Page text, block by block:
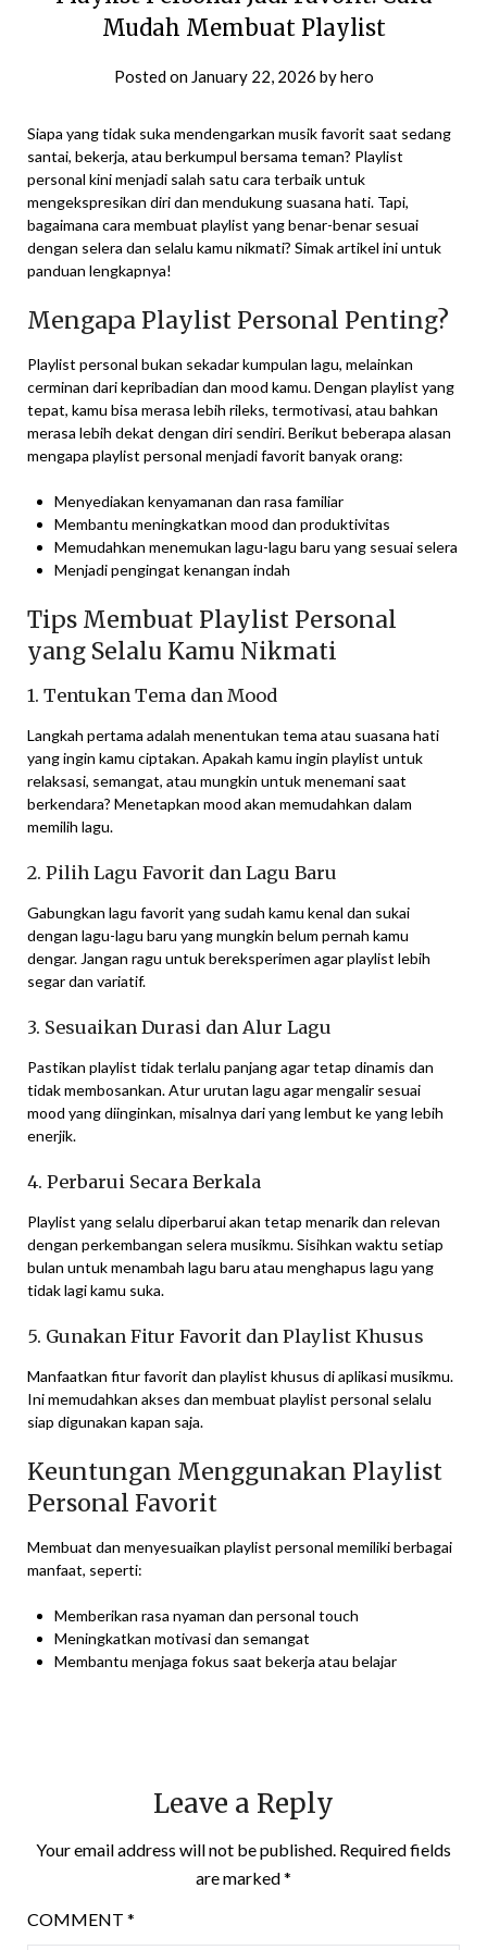
Mudah Membuat Playlist
Posted on January 22, 2026 byhero
Siapa yang tidak suka mendengarkan musik favorit saat sedang
santai, bekerja, atau berkumpul bersama teman? Playlist
personal kini menjadi salah satu cara terbaik untuk
mengekspresikan diri dan mendukung suasana hati. Tapi,
bagaimana cara membuat playlist yang benar-benar sesuai
dengan selera dan selalu kamu nikmati? Simak artikel ini untuk
panduan lengkapnya!
Mengapa Playlist Personal Penting?
Playlist personal bukan sekadar kumpulan lagu, melainkan
cerminan dari kepribadian dan mood kamu. Dengan playlist yang
tepat, kamu bisa merasa lebih rileks, termotivasi, atau bahkan
merasa lebih dekat dengan diri sendiri. Berikut beberapa alasan
mengapa playlist personal menjadi favorit banyak orang:
Menyediakan kenyamanan dan rasa familiar
Membantu meningkatkan mood dan produktivitas
Memudahkan menemukan lagu-lagu baru yang sesuai selera
Menjadi pengingat kenangan indah
Tips Membuat Playlist Personal
yang Selalu Kamu Nikmati
1. Tentukan Tema dan Mood
Langkah pertama adalah menentukan tema atau suasana hati
yang ingin kamu ciptakan. Apakah kamu ingin playlist untuk
relaksasi, semangat, atau mungkin untuk menemani saat
berkendara? Menetapkan mood akan memudahkan dalam
memilih lagu.
2. Pilih Lagu Favorit dan Lagu Baru
Gabungkan lagu favorit yang sudah kamu kenal dan sukai
dengan lagu-lagu baru yang mungkin belum pernah kamu
dengar. Jangan ragu untuk bereksperimen agar playlist lebih
segar dan variatif.
3. Sesuaikan Durasi dan Alur Lagu
Pastikan playlist tidak terlalu panjang agar tetap dinamis dan
tidak membosankan. Atur urutan lagu agar mengalir sesuai
mood yang diinginkan, misalnya dari yang lembut ke yang lebih
enerjik.
4. Perbarui Secara Berkala
Playlist yang selalu diperbarui akan tetap menarik dan relevan
dengan perkembangan selera musikmu. Sisihkan waktu setiap
bulan untuk menambah lagu baru atau menghapus lagu yang
tidak lagi kamu suka.
5. Gunakan Fitur Favorit dan Playlist Khusus
Manfaatkan fitur favorit dan playlist khusus di aplikasi musikmu.
Ini memudahkan akses dan membuat playlist personal selalu
siap digunakan kapan saja.
Keuntungan Menggunakan Playlist
Personal Favorit
Membuat dan menyesuaikan playlist personal memiliki berbagai
manfaat, seperti:
Memberikan rasa nyaman dan personal touch
Meningkatkan motivasi dan semangat
Membantu menjaga fokus saat bekerja atau belajar
Leave a Reply
Your email address will not be published. Required fields
are marked*
COMMENT *